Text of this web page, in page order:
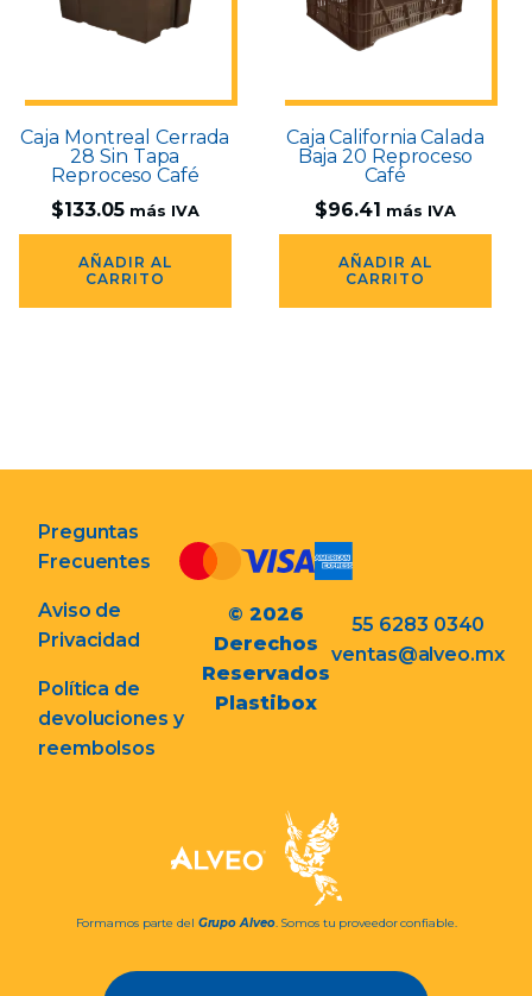
Caja Montreal Cerrada
28 Sin Tapa
Reproceso Café
$133.05 más IVA
AÑADIR AL
CARRITO
Caja California Calada
Baja 20 Reproceso
Café
$96.41 más IVA
AÑADIR AL
CARRITO
Preguntas
Frecuentes
Aviso de
Privacidad
Política de
devoluciones y
reembolsos
© 2026
Derechos
Reservados
Plastibox
55 6283 0340
ventas@alveo.mx
Formamos parte del Grupo Alveo. Somos tu proveedor confiable.